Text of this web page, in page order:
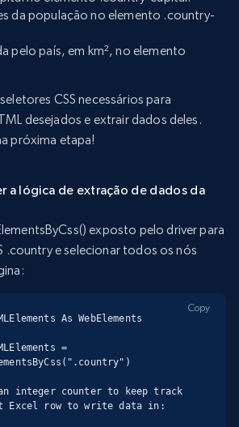
da população no elemento .country-
pelo país, em km², no elemento
CSS necessários para
desejados e extrair dados deles.
próxima etapa!
a lógica de extração de dados da
exposto pelo driver para
.country e selecionar todos os nós
As WebElements
=
integer counter to keep track
Excel row to write data in:
Copy